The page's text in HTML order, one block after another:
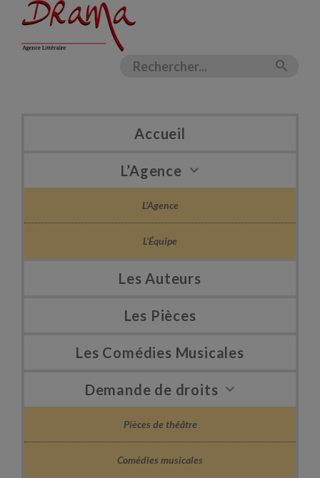
Accueil
L’Agence
L’Agence
L’Équipe
Les Auteurs
Les Pièces
Les Comédies Musicales
Demande de droits
Pièces de théâtre
Comédies musicales